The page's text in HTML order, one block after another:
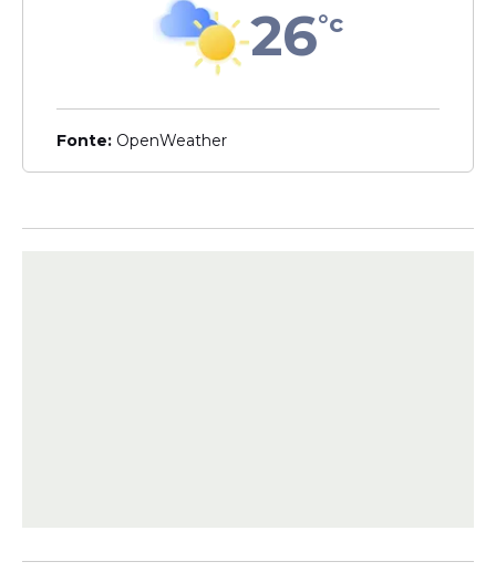
26°c
Fonte: OpenWeather